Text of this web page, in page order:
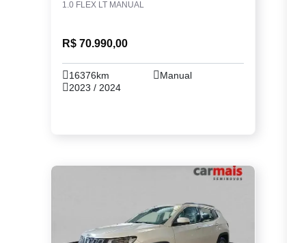
1.0 FLEX LT MANUAL
R$ 70.990,00
16376km
Manual
2023 / 2024